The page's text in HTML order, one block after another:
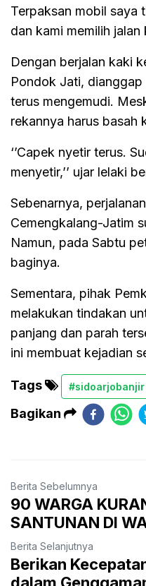
Terpaksan mobil saya
dan kami memilih jalan
Dengan berjalan kaki
Pondok Jati,
terus mengemudi.
rekannya harus basah
‘’Capek nyetir terus.
menyetir,’’ ujar lelaki
Sebenarnya,
Cemengkalang-Jatim
Namun, pada Sabtu
baginya.
Sementara, pihak
melakukan tindakan
panjang dan parah
ini membuat kejadian
Tags #sidoarjobanjir
Bagikan
Berita Sebelumnya
90 WARGA
SANTUNAN DI
Berita Selanjutnya
Berikan